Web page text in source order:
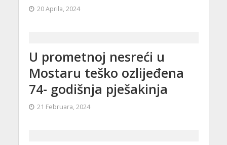
20 Aprila, 2024
U prometnoj nesreći u
Mostaru teško ozlijeđena
74- godišnja pješakinja
21 Februara, 2024